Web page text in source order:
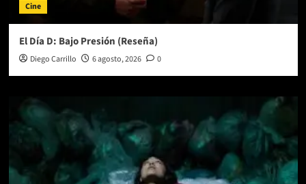
Cine
El Día D: Bajo Presión (Reseña)
Diego Carrillo 6 agosto, 2026 0